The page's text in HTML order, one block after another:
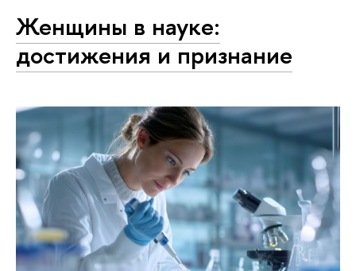
Женщины в науке:
достижения и признание